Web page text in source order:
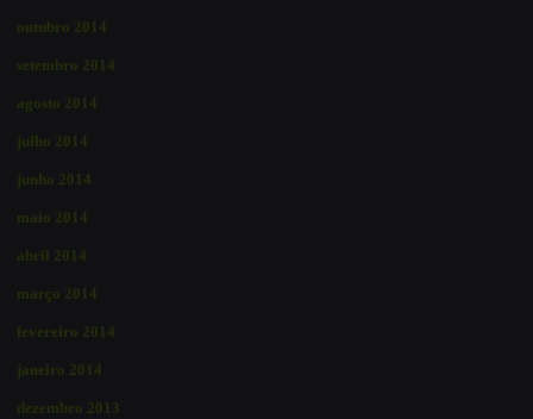
outubro 2014
setembro 2014
agosto 2014
julho 2014
junho 2014
maio 2014
abril 2014
março 2014
fevereiro 2014
janeiro 2014
dezembro 2013